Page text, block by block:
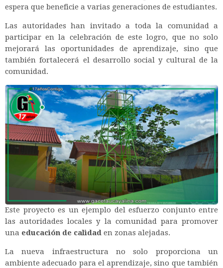
espera que beneficie a varias generaciones de estudiantes.
Las autoridades han invitado a toda la comunidad a
participar en la celebración de este logro, que no solo
mejorará las oportunidades de aprendizaje, sino que
también fortalecerá el desarrollo social y cultural de la
comunidad.
Este proyecto es un ejemplo del esfuerzo conjunto entre
las autoridades locales y la comunidad para promover
una educación de calidad en zonas alejadas.
La nueva infraestructura no solo proporciona un
ambiente adecuado para el aprendizaje, sino que también